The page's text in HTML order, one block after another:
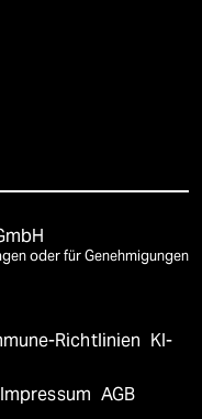
oder für Genehmigungen
Richtlinien KI-
Impressum AGB